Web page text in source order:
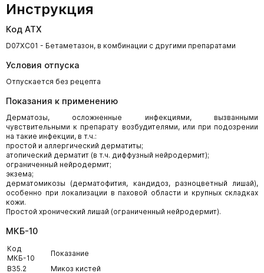
Инструкция
Код АТХ
D07XC01 - Бетаметазон, в комбинации с другими препаратами
Условия отпуска
Отпускается без рецепта
Показания к применению
Дерматозы, осложненные инфекциями, вызванными
чувствительными к препарату возбудителями, или при подозрении
на такие инфекции, в т.ч.:
простой и аллергический дерматиты;
атопический дерматит (в т.ч. диффузный нейродермит);
ограниченный нейродермит;
экзема;
дерматомикозы (дерматофития, кандидоз, разноцветный лишай),
особенно при локализации в паховой области и крупных складках
кожи.
Простой хронический лишай (ограниченный нейродермит).
МКБ-10
Код
МКБ-10
Показание
B35.2
Микоз кистей